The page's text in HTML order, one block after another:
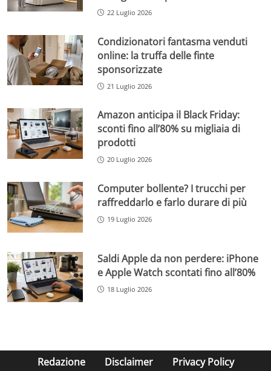
22 Luglio 2026
Condizionatori fantasma venduti
online: la truffa delle finte
sponsorizzate
21 Luglio 2026
Amazon anticipa il Black Friday:
sconti fino all’80% su migliaia di
prodotti
20 Luglio 2026
Computer bollente? I trucchi per
raffreddarlo e farlo durare di più
19 Luglio 2026
Saldi Apple da non perdere: iPhone
e Apple Watch scontati fino all’80%
18 Luglio 2026
Redazione Disclaimer Privacy Policy